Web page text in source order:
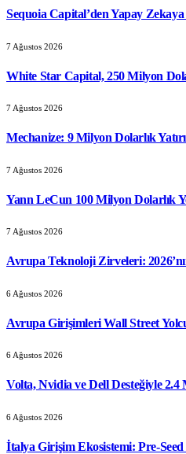
Sequoia Capital’den Yapay
7 Ağustos 2026
White Star Capital, 250 Milyon
7 Ağustos 2026
Mechanize: 9 Milyon Dolarlık
7 Ağustos 2026
Yann LeCun 100 Milyon Dolarlık
7 Ağustos 2026
Avrupa Teknoloji Zirveleri:
6 Ağustos 2026
Avrupa Girişimleri Wall Street
6 Ağustos 2026
Volta, Nvidia ve Dell Desteğiyle
6 Ağustos 2026
İtalya Girişim Ekosistemi: Pre-